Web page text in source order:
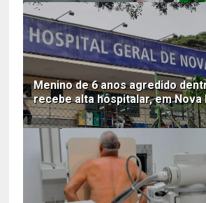
Menino de 6 anos agredido
recebe alta hospitalar, em Nova